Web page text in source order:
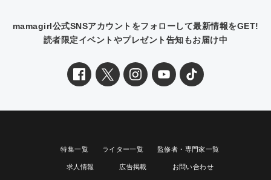
mamagirl公式SNSアカウントをフォローして最新情報をGET!
読者限定イベントやプレゼント告知もお届け中
特集一覧 ライター一覧 監修者・専門家一覧
求人情報 広告掲載 お問い合わせ